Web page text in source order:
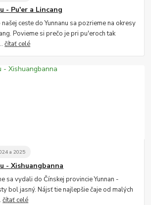
- Pu'er a Lincang
ceste do Yunnanu sa pozrieme na okresy
Povieme si prečo je pri pu'eroch tak
čítať celé
a 2025
- Xishuangbanna
sa vydali do Čínskej provincie Yunnan -
bol jasný. Nájsť tie najlepšie čaje od malých
čítať celé